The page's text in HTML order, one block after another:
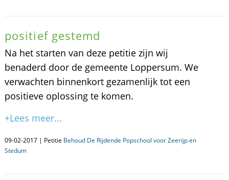
positief gestemd
Na het starten van deze petitie zijn wij
benaderd door de gemeente Loppersum. We
verwachten binnenkort gezamenlijk tot een
positieve oplossing te komen.
+Lees meer...
09-02-2017 | Petitie Behoud De Rijdende Popschool voor Zeerijp en
Stedum